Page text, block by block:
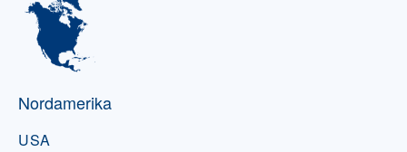
Nordamerika
USA